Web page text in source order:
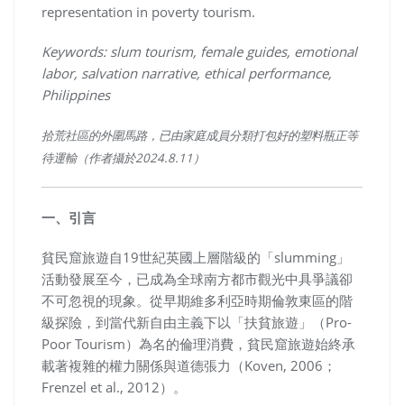
representation in poverty tourism.
Keywords: slum tourism, female guides, emotional
labor, salvation narrative, ethical performance,
Philippines
拾荒社區的外圍馬路，已由家庭成員分類打包好的塑料瓶正等
待運輸（作者攝於2024.8.11 ）
一、引言
貧民窟旅遊自19世紀英國上層階級的「slumming」
活動發展至今，已成為全球南方都市觀光中具爭議卻
不可忽視的現象。從早期維多利亞時期倫敦東區的階
級探險，到當代新自由主義下以「扶貧旅遊」（Pro-
Poor Tourism）為名的倫理消費，貧民窟旅遊始終承
載著複雜的權力關係與道德張力（Koven, 2006；
Frenzel et al., 2012）。